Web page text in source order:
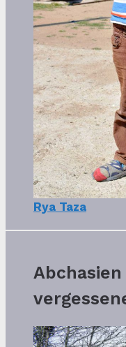
Rya Taza